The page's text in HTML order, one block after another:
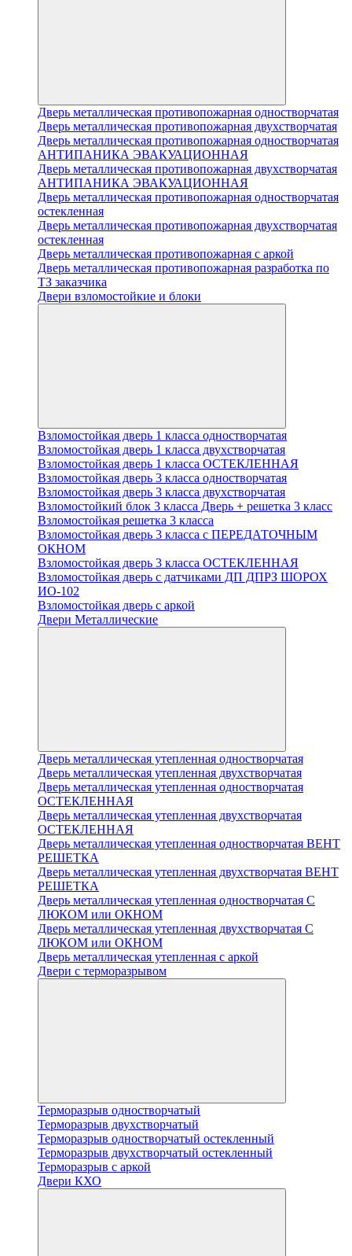
Дверь металлическая противопожарная одностворчатая
Дверь металлическая противопожарная двухстворчатая
Дверь металлическая противопожарная одностворчатая
АНТИПАНИКА ЭВАКУАЦИОННАЯ
Дверь металлическая противопожарная двухстворчатая
АНТИПАНИКА ЭВАКУАЦИОННАЯ
Дверь металлическая противопожарная одностворчатая
остекленная
Дверь металлическая противопожарная двухстворчатая
остекленная
Дверь металлическая противопожарная с аркой
Дверь металлическая противопожарная разработка по
ТЗ заказчика
Двери взломостойкие и блоки
Взломостойкая дверь 1 класса одностворчатая
Взломостойкая дверь 1 класса двухстворчатая
Взломостойкая дверь 1 класса ОСТЕКЛЕННАЯ
Взломостойкая дверь 3 класса одностворчатая
Взломостойкая дверь 3 класса двухстворчатая
Взломостойкий блок 3 класса Дверь + решетка 3 класс
Взломостойкая решетка 3 класса
Взломостойкая дверь 3 класса с ПЕРЕДАТОЧНЫМ
ОКНОМ
Взломостойкая дверь 3 класса ОСТЕКЛЕННАЯ
Взломостойкая дверь с датчиками ДП ДПРЗ ШОРОХ
ИО-102
Взломостойкая дверь с аркой
Двери Металлические
Дверь металлическая утепленная одностворчатая
Дверь металлическая утепленная двухстворчатая
Дверь металлическая утепленная одностворчатая
ОСТЕКЛЕННАЯ
Дверь металлическая утепленная двухстворчатая
ОСТЕКЛЕННАЯ
Дверь металлическая утепленная одностворчатая ВЕНТ
РЕШЕТКА
Дверь металлическая утепленная двухстворчатая ВЕНТ
РЕШЕТКА
Дверь металлическая утепленная одностворчатая С
ЛЮКОМ или ОКНОМ
Дверь металлическая утепленная двухстворчатая С
ЛЮКОМ или ОКНОМ
Дверь металлическая утепленная с аркой
Двери с терморазрывом
Терморазрыв одностворчатый
Терморазрыв двухстворчатый
Терморазрыв одностворчатый остекленный
Терморазрыв двухстворчатый остекленный
Терморазрыв с аркой
Двери КХО